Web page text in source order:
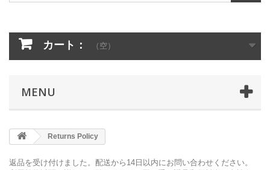
カート： （空）
MENU
Returns Policy
返品を受け付けました。配送から14日以内にお問い合わせ ください。